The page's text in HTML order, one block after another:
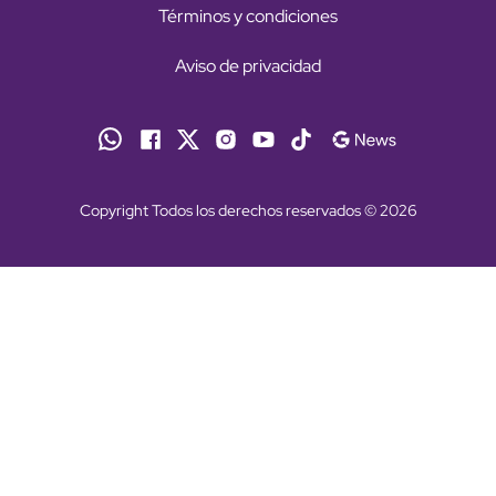
Términos y condiciones
Aviso de privacidad
Copyright Todos los derechos reservados © 2026